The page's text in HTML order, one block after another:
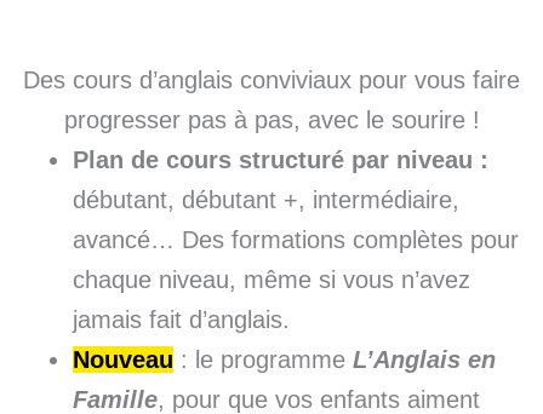
Des cours d’anglais conviviaux pour vous faire
progresser pas à pas, avec le sourire !
Plan de cours structuré par niveau :
débutant, débutant +, intermédiaire,
avancé… Des formations complètes pour
chaque niveau, même si vous n’avez
jamais fait d’anglais.
Nouveau : le programme L’Anglais en
Famille, pour que vos enfants aiment